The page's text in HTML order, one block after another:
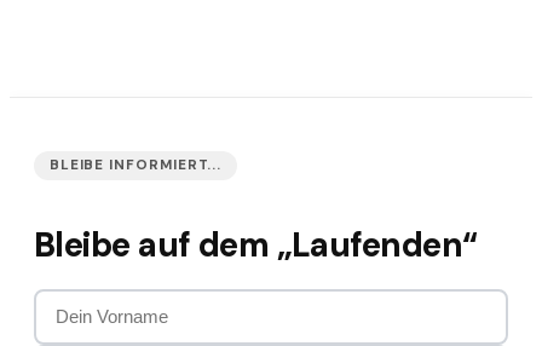
BLEIBE INFORMIERT...
Bleibe auf dem „Laufenden“